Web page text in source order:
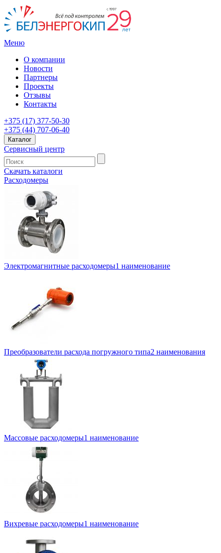
Меню
О компании
Новости
Партнеры
Проекты
Отзывы
Контакты
+375 (17) 377-50-30
+375 (44) 707-06-40
Каталог
Сервисный центр
Скачать каталоги
Расходомеры
Электромагнитные расходомеры1 наименование
Преобразователи расхода погружного типа2 наименования
Массовые расходомеры1 наименование
Вихревые расходомеры1 наименование